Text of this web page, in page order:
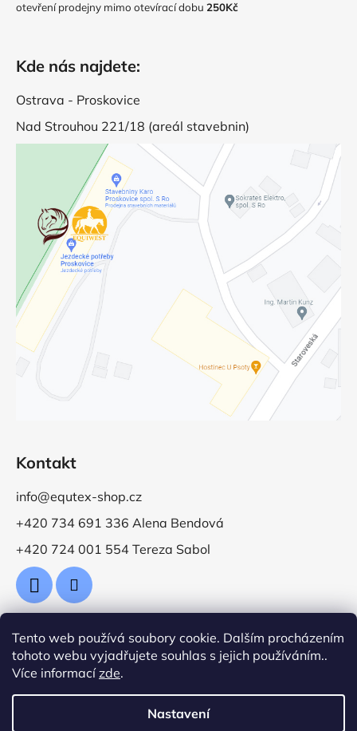
Tento web používá soubory cookie. Dalším procházením
tohoto webu vyjadřujete souhlas s jejich používáním..
Více informacízde.
Nastavení
otevření prodejny mimo otevírací dobu 250Kč
Kde nás najdete:
Ostrava - Proskovice
Nad Strouhou 221/18 (areál stavebnin)
Kontakt
info@equtex-shop.cz
+420 734 691 336 Alena Bendová
+420 724 001 554 Tereza Sabol
Přijímáme online platby